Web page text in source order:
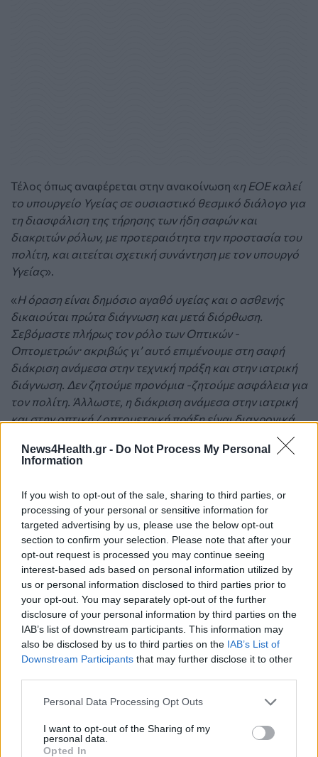
News4Health.gr - Do Not Process My Personal
Information
If you wish to opt-out of the sale, sharing to third parties, or
processing of your personal or sensitive information for
targeted advertising by us, please use the below opt-out
section to confirm your selection. Please note that after your
opt-out request is processed you may continue seeing
interest-based ads based on personal information utilized by
us or personal information disclosed to third parties prior to
your opt-out. You may separately opt-out of the further
disclosure of your personal information by third parties on the
IAB’s list of downstream participants. This information may
also be disclosed by us to third parties on the IAB’s List of
Downstream Participants that may further disclose it to other
Personal Data Processing Opt Outs
I want to opt-out of the Sharing of my
personal data.
Opted In
Τέλος όπως αναφέρεται στην ανακοίνωση «η ΕΟΕ καλεί
το υπουργείο Υγείας σε ουσιαστικό θεσμικό διάλογο για
τη διασφάλιση της τήρησης των ήδη σαφών και
διακριτών ρόλων, με προτεραιότητα την προστασία του
πολίτη, και αιτείται σχετική συνάντηση με τον υπουργό
Υγείας».
«Η όραση είναι δημόσιο αγαθό υγείας και ο ασθενής
δικαιούται πρώτα διάγνωση και μετά διόρθωση.
Σεβόμαστε πλήρως τον ρόλο των Οπτικών -
Οπτομετρών· ακριβώς γι’ αυτό επιμένουμε στη σαφή
διάκριση ανάμεσα στην τεχνική πράξη και στην ιατρική
διάγνωση. Δεν ζητούμε προνόμια -ζητούμε ασφάλεια για
τον πολίτη. Άλλωστε, η διάκριση ανάμεσα στην ιατρική
και στην οπτική / οπτομετρική πράξη είναι διαχρονικά
σαφής· δεν χρειάζεται επαναπροσδιορισμό, χρειάζεται
να γίνεται σεβαστή», δηλώνει ο πρόεδρος του Δ.Σ. της